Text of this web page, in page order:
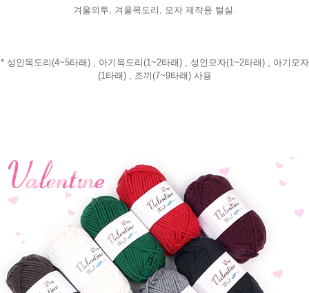
겨울외투, 겨울목도리, 모자 제작용 털실.
* 성인목도리(4~5타래) , 아기목도리(1~2타래) , 성인모자(1~2타래) , 아기모자
(1타래) , 조끼(7~9타래) 사용